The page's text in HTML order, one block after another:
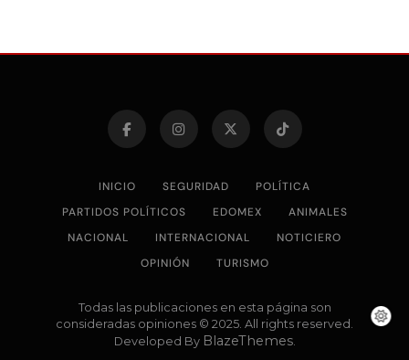
INICIO SEGURIDAD
POLÍTICA
PARTIDOS POLÍTICOS
EDOMEX
ANIMALES
NACIONAL
INTERNACIONAL
NOTICIERO
OPINIÓN
TURISMO
Todas las publicaciones en esta página son
consideradas opiniones © 2025. All rights reserved.
Developed By BlazeThemes.